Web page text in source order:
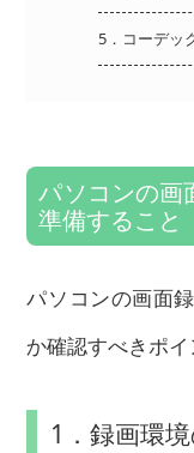
5．コーデッ
パソコンの画
準備すること
パソコンの画面
か確認すべきポイ
1．録画環